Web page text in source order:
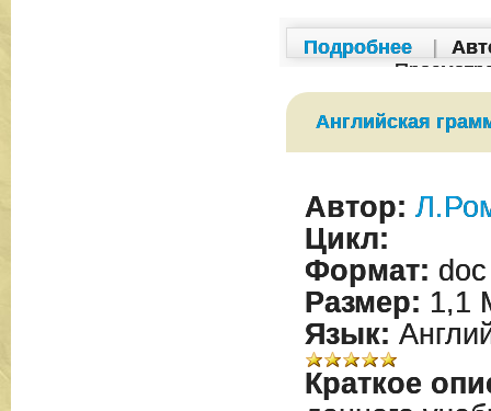
Подробнее
Английская
Автор:
Цикл:
Формат: doc
Размер: 1,1
Язык:
Краткое